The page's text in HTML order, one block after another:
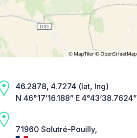
46.2878, 4.7274 (lat, lng)
N 46°17’16.188” E 4°43’38.7624”
71960 Solutré-Pouilly,